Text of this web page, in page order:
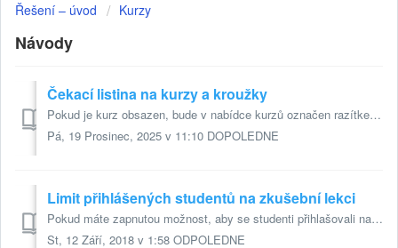
Řešení – úvod Kurzy
Návody
Čekací listina na kurzy a kroužky
Pokud je kurz obsazen, bude v nabídce kurzů označen razítkem „Obsazeno“. Toto označení se zobrazuje pouze u přímé registrace do kurzů. U zkušebních hodin ne...
Pá, 19 Prosinec, 2025 v 11:10 DOPOLEDNE
Limit přihlášených studentů na zkušební lekci
Pokud máte zapnutou možnost, aby se studenti přihlašovali na zkušební hodiny, tak si nyní můžete nastavit maximální limit takto přihlášených studentů. Půjd...
St, 12 Září, 2018 v 1:58 ODPOLEDNE